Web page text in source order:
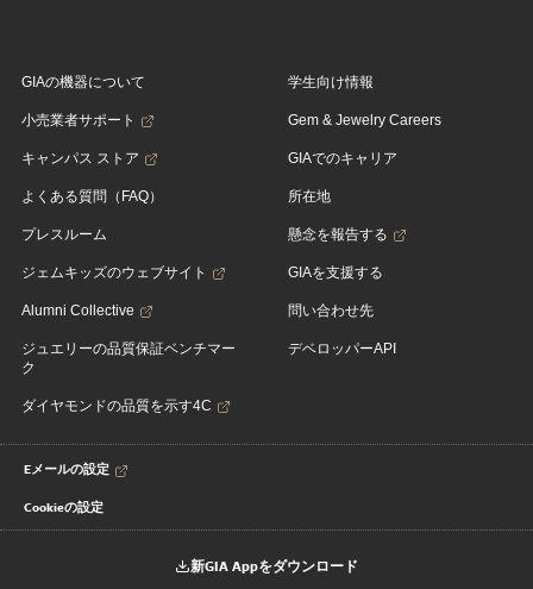
GIAの機器について
小売業者サポート
キャンパス ストア
よくある質問（FAQ）
プレスルーム
ジェムキッズのウェブサイト
Alumni Collective
ジュエリーの品質保証ベンチマー
ク
ダイヤモンドの品質を示す4C
学生向け情報
Gem & Jewelry Careers
GIAでのキャリア
所在地
懸念を報告する
GIAを支援する
問い合わせ先
デベロッパーAPI
Eメールの設定
Cookieの設定
新GIA Appをダウンロード